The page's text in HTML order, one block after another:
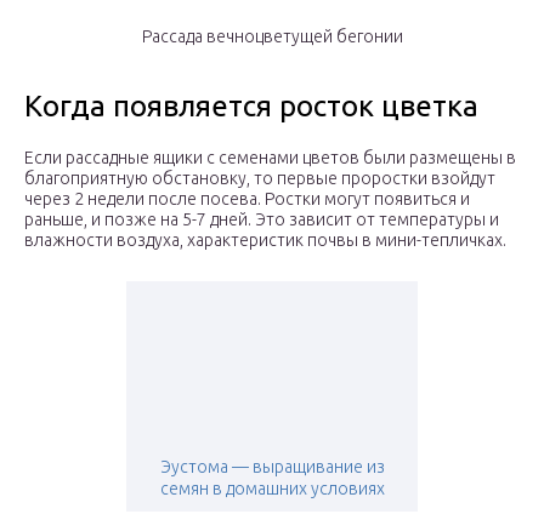
Рассада вечноцветущей бегонии
Когда появляется росток цветка
Если рассадные ящики с семенами цветов были размещены в
благоприятную обстановку, то первые проростки взойдут
через 2 недели после посева. Ростки могут появиться и
раньше, и позже на 5-7 дней. Это зависит от температуры и
влажности воздуха, характеристик почвы в мини-тепличках.
Эустома — выращивание из
семян в домашних условиях